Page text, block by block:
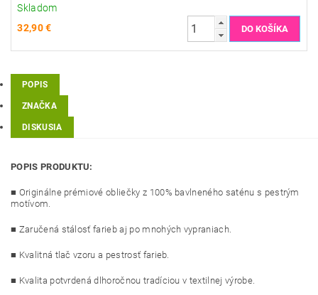
Skladom
32,90 €
POPIS
ZNAČKA
DISKUSIA
POPIS PRODUKTU:
■ Originálne prémiové obliečky z 100% bavlneného saténu s pestrým
motívom.
■ Zaručená stálosť farieb aj po mnohých vypraniach.
■ Kvalitná tlač vzoru a pestrosť farieb.
■ Kvalita potvrdená dlhoročnou tradíciou v textilnej výrobe.